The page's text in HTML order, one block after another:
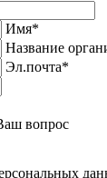
Имя*
Название
Эл.почта*
вопрос